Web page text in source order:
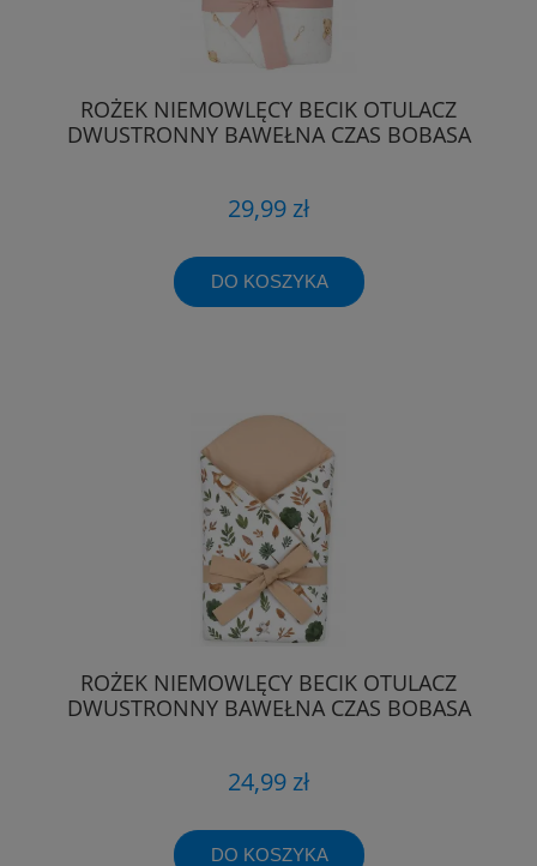
ROŻEK NIEMOWLĘCY BECIK OTULACZ
DWUSTRONNY BAWEŁNA CZAS BOBASA
29,99 zł
DO KOSZYKA
ROŻEK NIEMOWLĘCY BECIK OTULACZ
DWUSTRONNY BAWEŁNA CZAS BOBASA
24,99 zł
DO KOSZYKA